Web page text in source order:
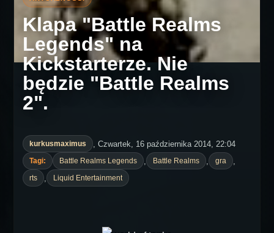
Klapa "Battle Realms
Legends" na
Kickstarterze. Nie
będzie "Battle Realms
2".
kurkusmaximus , Czwartek, 16 października 2014, 22:04
Tagi: Battle Realms Legends Battle Realms gra
rts Liquid Entertainment